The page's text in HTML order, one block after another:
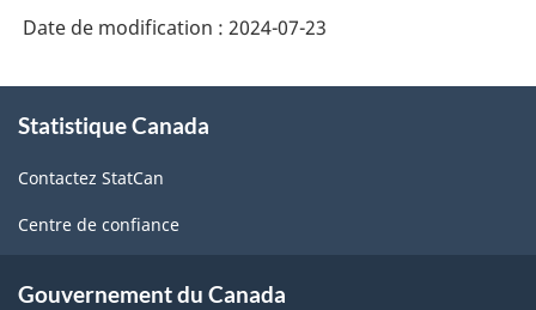
Date de modification : 2024-07-23
propos
ce
site
Statistique Canada
Contactez StatCan
Centre de confiance
Gouvernement du Canada